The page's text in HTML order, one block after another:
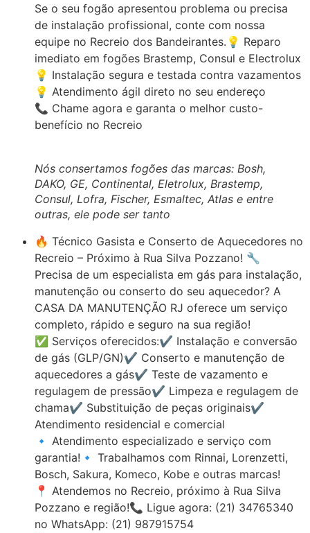
Se o seu fogão apresentou problema ou precisa
de instalação profissional, conte com nossa
equipe no Recreio dos Bandeirantes.💡 Reparo
imediato em fogões Brastemp, Consul e Electrolux
💡 Instalação segura e testada contra vazamentos
💡 Atendimento ágil direto no seu endereço
📞 Chame agora e garanta o melhor custo-
benefício no Recreio
Nós consertamos fogões das marcas: Bosh,
DAKO, GE, Continental, Eletrolux, Brastemp,
Consul, Lofra, Fischer, Esmaltec, Atlas e entre
outras, ele pode ser tanto
🔥 Técnico Gasista e Conserto de Aquecedores no
Recreio – Próximo à Rua Silva Pozzano! 🔧
Precisa de um especialista em gás para instalação,
manutenção ou conserto do seu aquecedor? A
CASA DA MANUTENÇÃO RJ oferece um serviço
completo, rápido e seguro na sua região!
✅ Serviços oferecidos:✔️ Instalação e conversão
de gás (GLP/GN)✔️ Conserto e manutenção de
aquecedores a gás✔️ Teste de vazamento e
regulagem de pressão✔️ Limpeza e regulagem de
chama✔️ Substituição de peças originais✔️
Atendimento residencial e comercial
🔹 Atendimento especializado e serviço com
garantia!🔹 Trabalhamos com Rinnai, Lorenzetti,
Bosch, Sakura, Komeco, Kobe e outras marcas!
📍 Atendemos no Recreio, próximo à Rua Silva
Pozzano e região!📞 Ligue agora: (21) 34765340
no WhatsApp: (21) 987915754